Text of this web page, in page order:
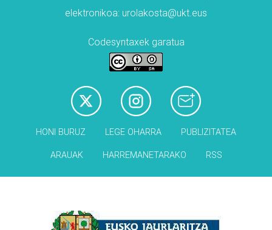
elektronikoa: urolakosta@ukt.eus
Codesyntaxek garatua
HONI BURUZ LEGE OHARRA PUBLIZITATEA
ARAUAK HARREMANETARAKO RSS